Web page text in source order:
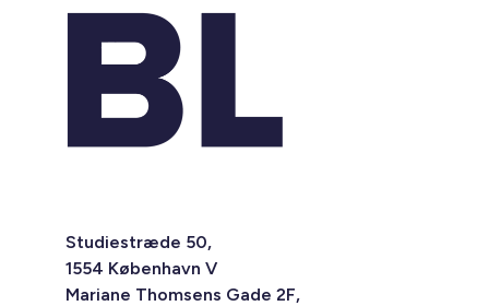
Studiestræde 50,
1554 København V
Mariane Thomsens Gade 2F,